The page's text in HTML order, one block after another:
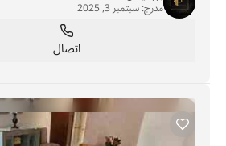
مدرج:سبتمبر 3, 2025
اتصال